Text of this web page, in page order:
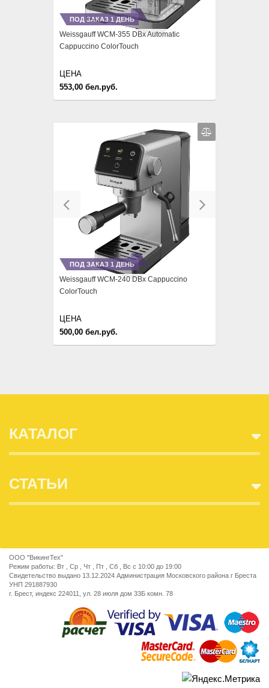
ПОД ЗАКАЗ 1 ДЕНЬ
Weissgauff WCM-355 DBx Automatic
Cappuccino ColorTouch
553,00 бел.руб.
ЦЕНА
Previous
ПОД ЗАКАЗ 1 ДЕНЬ
Weissgauff WCM-240 DBx Cappuccino
ColorTouch
500,00 бел.руб.
ЦЕНА
КАТАЛОГ
СТАТЬИ
ООО "ВикингТех"
Режим работы: Вт , Ср , Чт , Пт , Сб , Вс c 10:00 до 19:00
Свидетельство выдано 13.12.2024 Администрация Московского района г Бреста
УНП 291887930
г. Брест, индекс 224011, ул. 28 июля дом 33Б комн. 78